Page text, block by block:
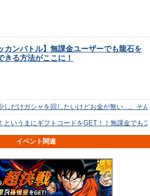
カンバトル】無課金ユーザーでも龍石を
きる方法がここに！
しだけガシャを回したいけどお金が無い…。そ
というまにギフトコードをGET！！無課金でも
イベント関連